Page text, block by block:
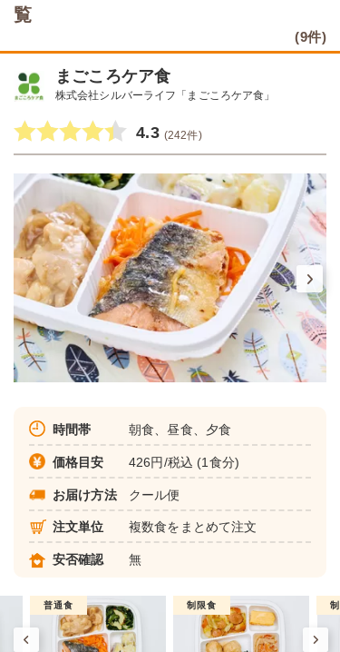
覧
(9件)
まごころケア食
株式会社シルバーライフ「まごころケア食」
4.3 (242件)
時間帯 朝食、昼食、夕食
価格目安 426円/税込 (1食分)
お届け方法 クール便
注文単位 複数食をまとめて注文
安否確認 無
普通食 制限食